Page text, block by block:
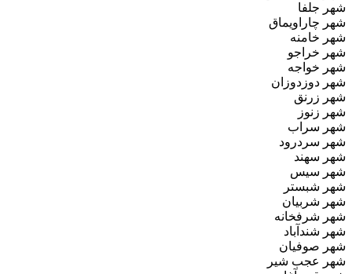
شهر جلفا
شهر چاراویماق
شهر خامنه
شهر خراجو
شهر خواجه
شهر دوزدوزان
شهر زرنق
شهر زنوز
شهر سراب
شهر سردرود
شهر سهند
شهر سیس
شهر شبستر
شهر شربیان
شهر شرفخانه
شهر شندآباد
شهر صوفیان
شهر عجب‌ شیر